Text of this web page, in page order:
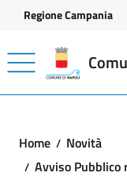
Vai ai contenuti
Vai al footer
Regione Campania
Home
Novità
Avviso Pubblico